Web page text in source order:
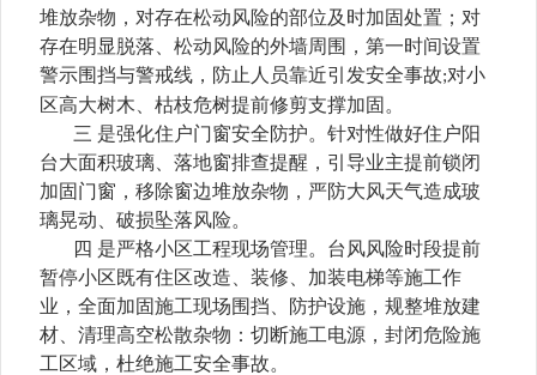
堆放杂物，对存在松动风险的部位及时加固处置；对
存在明显脱落、松动风险的外墙周围，第一时间设置
警示围挡与警戒线，防止人员靠近引发安全事故;对小
区高大树木、枯枝危树提前修剪支撑加固。
三 是强化住户门窗安全防护。针对性做好住户阳
台大面积玻璃、落地窗排查提醒，引导业主提前锁闭
加固门窗，移除窗边堆放杂物，严防大风天气造成玻
璃晃动、破损坠落风险。
四 是严格小区工程现场管理。台风风险时段提前
暂停小区既有住区改造、装修、加装电梯等施工作
业，全面加固施工现场围挡、防护设施，规整堆放建
材、清理高空松散杂物：切断施工电源，封闭危险施
工区域，杜绝施工安全事故。